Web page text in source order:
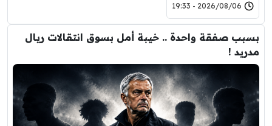
2026/08/06 - 19:33
بسبب صفقة واحدة .. خيبة أمل بسوق انتقالات ريال
مدريد !